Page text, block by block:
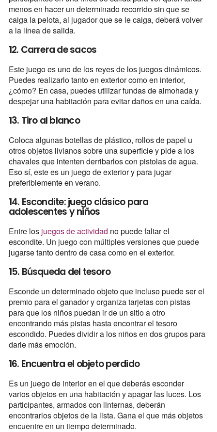
menos en hacer un determinado recorrido sin que se
caiga la pelota, al jugador que se le caiga, deberá volver
a la línea de salida.
12. Carrera de sacos
Este juego es uno de los reyes de los juegos dinámicos.
Puedes realizarlo tanto en exterior como en interior,
¿cómo? En casa, puedes utilizar fundas de almohada y
despejar una habitación para evitar daños en una caída.
13. Tiro al blanco
Coloca algunas botellas de plástico, rollos de papel u
otros objetos livianos sobre una superficie y pide a los
chavales que intenten derribarlos con pistolas de agua.
Eso sí, este es un juego de exterior y para jugar
preferiblemente en verano.
14. Escondite: juego clásico para
adolescentes y niños
Entre los juegos de actividad no puede faltar el
escondite. Un juego con múltiples versiones que puede
jugarse tanto dentro de casa como en el exterior.
15. Búsqueda del tesoro
Esconde un determinado objeto que incluso puede ser el
premio para el ganador y organiza tarjetas con pistas
para que los niños puedan ir de un sitio a otro
encontrando más pistas hasta encontrar el tesoro
escondido. Puedes dividir a los niños en dos grupos para
darle más emoción.
16. Encuentra el objeto perdido
Es un juego de interior en el que deberás esconder
varios objetos en una habitación y apagar las luces. Los
participantes, armados con linternas, deberán
encontrarlos objetos de la lista. Gana el que más objetos
encuentre en un tiempo determinado.